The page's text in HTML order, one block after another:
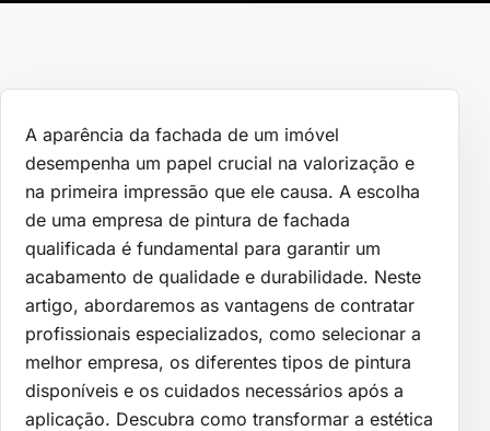
A aparência da fachada de um imóvel
desempenha um papel crucial na valorização e
na primeira impressão que ele causa. A escolha
de uma empresa de pintura de fachada
qualificada é fundamental para garantir um
acabamento de qualidade e durabilidade. Neste
artigo, abordaremos as vantagens de contratar
profissionais especializados, como selecionar a
melhor empresa, os diferentes tipos de pintura
disponíveis e os cuidados necessários após a
aplicação. Descubra como transformar a estética